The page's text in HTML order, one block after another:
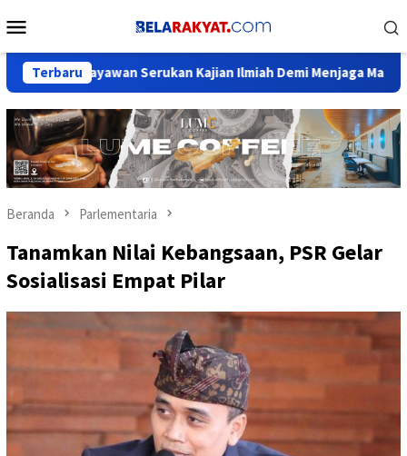
ke
Mobile
TerbaruSerukan Kajian Ilmiah Demi Menjaga Marwah Sejarah
Beranda Parlementaria
Tanamkan Nilai Kebangsaan, PSR Gelar
Sosialisasi Empat Pilar